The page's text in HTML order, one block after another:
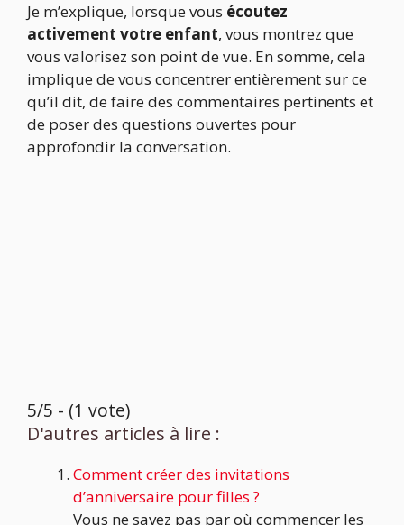
Je m’explique, lorsque vous écoutez
activement votre enfant, vous montrez que
vous valorisez son point de vue. En somme, cela
implique de vous concentrer entièrement sur ce
qu’il dit, de faire des commentaires pertinents et
de poser des questions ouvertes pour
approfondir la conversation.
5/5 - (1 vote)
D'autres articles à lire :
Comment créer des invitations
d’anniversaire pour filles ?
Vous ne savez pas par où commencer les